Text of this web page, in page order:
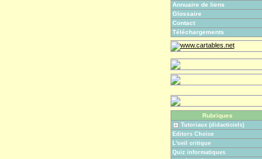
Annuaire de liens
Glossaire
Contact
Téléchargements
Rubriques
Tutoriaux (didacticiels)
Editors Choice
L'oeil critique
Quiz informatiques